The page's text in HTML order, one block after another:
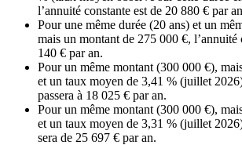
l’annuité constante est de 20 880 € par
Pour une même durée (20 ans) et un
mais un montant de 275 000 €, l’annuité
140 € par an.
Pour un même montant (300 000 €),
et un taux moyen de 3,41 % (juillet
passera à 18 025 € par an.
Pour un même montant (300 000 €),
et un taux moyen de 3,31 % (juillet
sera de 25 697 € par an.